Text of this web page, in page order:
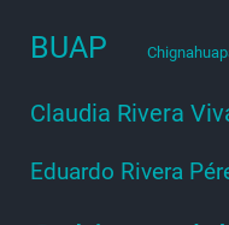
BUAP
Claudia Rivera
Eduardo Rivera